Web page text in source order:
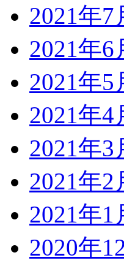
2021年7
2021年6
2021年5
2021年4
2021年3
2021年2
2021年1
2020年